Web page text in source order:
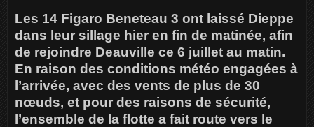
Les 14 Figaro Beneteau 3 ont laissé Dieppe
dans leur sillage hier en fin de matinée, afin
de rejoindre Deauville ce 6 juillet au matin.
En raison des conditions météo engagées à
l’arrivée, avec des vents de plus de 30
nœuds, et pour des raisons de sécurité,
l’ensemble de la flotte a fait route vers le